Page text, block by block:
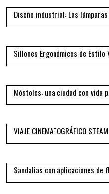
Diseño industrial: Las lámparas
Sillones Ergonómicos de
Móstoles: una ciudad con vida
VIAJE CINEMATOGRÁFICO
Sandalias con aplicaciones de